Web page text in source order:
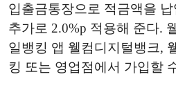
입출금통장으로 적금액을
추가로 2.0%p 적용해 준다.
일뱅킹 앱 웰컴디지털뱅크,
킹 또는 영업점에서 가입할